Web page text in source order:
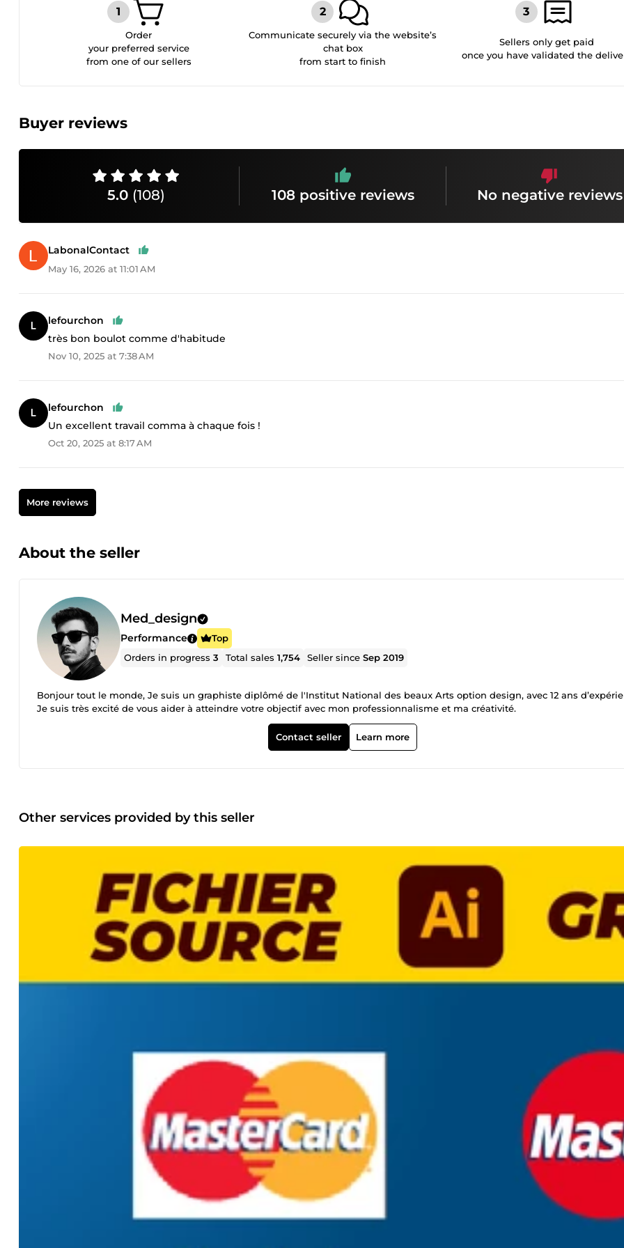
Order
your preferred service
from one of our sellers
Communicate securely via the website’s
chat box
from start to finish
Sellers only get paid
once you have validated the
Buyer reviews
5.0 (108) 108 positive reviews No negative reviews
LabonalContact
May 16, 2026 at 11:01 AM
lefourchon
très bon boulot comme d'habitude
Nov 10, 2025 at 7:38 AM
lefourchon
Un excellent travail comma à chaque fois !
Oct 20, 2025 at 8:17 AM
More reviews
About the seller
Med_design
Performance
Top
Orders in progress3 Total sales1,754 Seller sinceSep 2019
Bonjour tout le monde, Je suis un graphiste diplômé de l'Institut National des beaux Arts option design, avec 12 ans
Je suis très excité de vous aider à atteindre votre objectif avec mon professionnalisme et ma créativité.
Contact seller Learn more
Other services provided by this seller